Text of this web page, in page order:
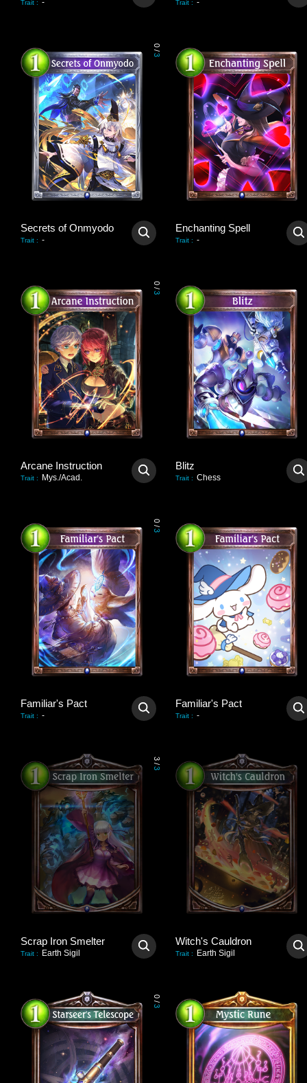
Trait : - Trait : -
0
/
3
Secrets of Onmyodo
Trait : -
Enchanting Spell
Trait : -
0
/
3
Arcane Instruction
Trait : Mys./Acad.
Blitz
Trait : Chess
0
/
3
Familiar's Pact
Trait : -
Familiar's Pact
Trait : -
3
/
3
Scrap Iron Smelter
Trait : Earth Sigil
Witch's Cauldron
Trait : Earth Sigil
0
/
3